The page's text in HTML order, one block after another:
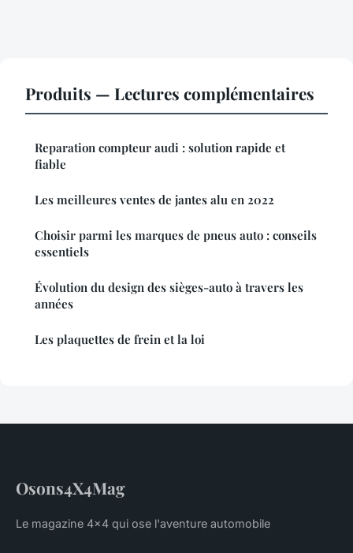
Produits — Lectures complémentaires
Reparation compteur audi : solution rapide et
fiable
Les meilleures ventes de jantes alu en 2022
Choisir parmi les marques de pneus auto : conseils
essentiels
Évolution du design des sièges-auto à travers les
années
Les plaquettes de frein et la loi
Osons4X4Mag
Le magazine 4x4 qui ose l'aventure automobile